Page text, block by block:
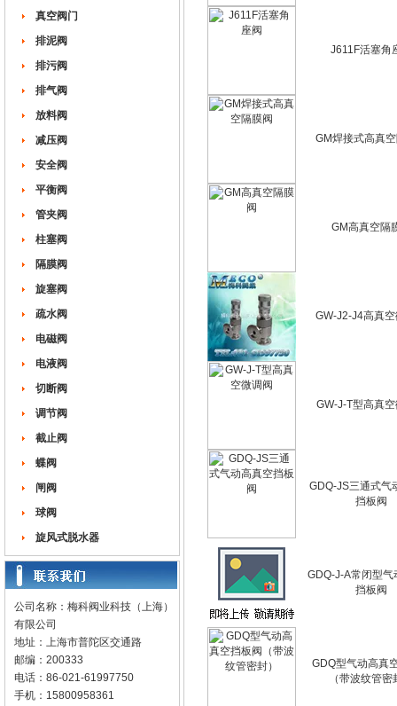
真空阀门
排泥阀
排污阀
排气阀
放料阀
减压阀
安全阀
平衡阀
管夹阀
柱塞阀
隔膜阀
旋塞阀
疏水阀
电磁阀
电液阀
切断阀
调节阀
截止阀
蝶阀
闸阀
球阀
旋风式脱水器
公司名称：梅科阀业科技（上海）
有限公司
地址：上海市普陀区交通路
邮编：200333
电话：86-021-61997750
手机：15800958361
J611F活塞角
GM焊接式高真
GM高真空隔
GW-J2-J4高真
GW-J-T型高真
GDQ-JS三通式气
挡板阀
GDQ-J-A常闭型气
挡板阀
GDQ型气动高真
（带波纹管密